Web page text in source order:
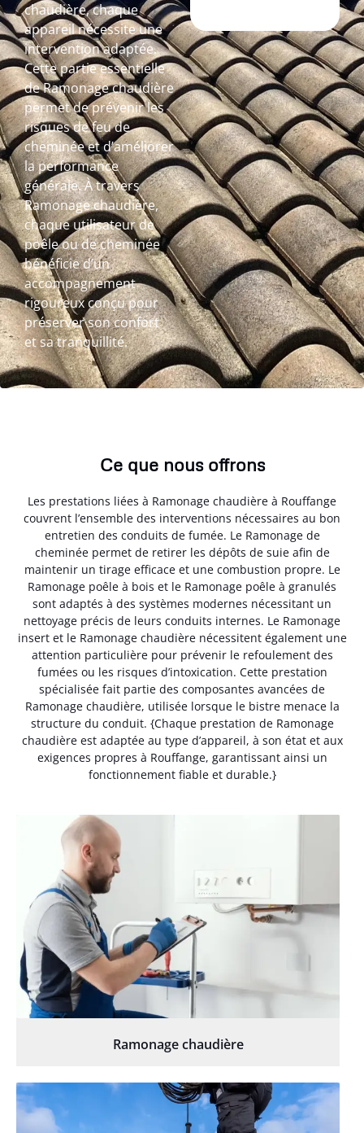
chaudière, chaque
appareil nécessite une
intervention adaptée.
Cette partie essentielle
de Ramonage chaudière
permet de prévenir les
risques de feu de
cheminée et d’améliorer
la performance
générale. À travers
Ramonage chaudière,
chaque utilisateur de
poêle ou de cheminée
bénéficie d’un
accompagnement
rigoureux conçu pour
préserver son confort
et sa tranquillité.
Ce que nous offrons
Les prestations liées à Ramonage chaudière à Rouffange
couvrent l’ensemble des interventions nécessaires au bon
entretien des conduits de fumée. Le Ramonage de
cheminée permet de retirer les dépôts de suie afin de
maintenir un tirage efficace et une combustion propre. Le
Ramonage poêle à bois et le Ramonage poêle à granulés
sont adaptés à des systèmes modernes nécessitant un
nettoyage précis de leurs conduits internes. Le Ramonage
insert et le Ramonage chaudière nécessitent également une
attention particulière pour prévenir le refoulement des
fumées ou les risques d’intoxication. Cette prestation
spécialisée fait partie des composantes avancées de
Ramonage chaudière, utilisée lorsque le bistre menace la
structure du conduit. {Chaque prestation de Ramonage
chaudière est adaptée au type d’appareil, à son état et aux
exigences propres à Rouffange, garantissant ainsi un
fonctionnement fiable et durable.}
Ramonage chaudière